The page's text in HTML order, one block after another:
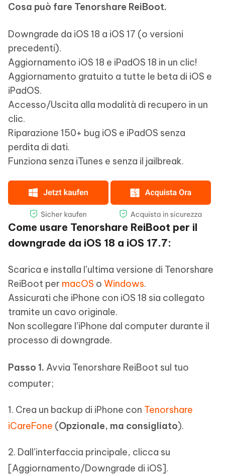
Cosa può fare Tenorshare ReiBoot.
Downgrade da iOS 18 a iOS 17 (o versioni
precedenti).
Aggiornamento iOS 18 e iPadOS 18 in un clic!
Aggiornamento gratuito a tutte le beta di iOS e
iPadOS.
Accesso/Uscita alla modalità di recupero in un
clic.
Riparazione 150+ bug iOS e iPadOS senza
perdita di dati.
Funziona senza iTunes e senza il jailbreak.
Come usare Tenorshare ReiBoot per il
downgrade da iOS 18 a iOS 17.7:
Scarica e installa l’ultima versione di Tenorshare
ReiBoot per macOS o Windows.
Assicurati che iPhone con iOS 18 sia collegato
tramite un cavo originale.
Non scollegare l’iPhone dal computer durante il
processo di downgrade.
Passo 1. Avvia Tenorshare ReiBoot sul tuo
computer;
1. Crea un backup di iPhone con Tenorshare
iCareFone (Opzionale, ma consigliato).
2. Dall’interfaccia principale, clicca su
[Aggiornamento/Downgrade di iOS].